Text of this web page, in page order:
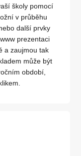
školy pomocí
v průběhu
další prvky
prezentaci
a zaujmou tak
může být
období,